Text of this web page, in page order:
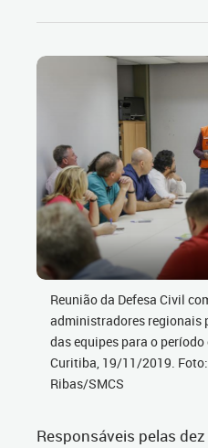
Reunião da Defesa Civil
administradores regionais
das equipes para o período
Curitiba, 19/11/2019.
Ribas/SMCS
Responsáveis pelas